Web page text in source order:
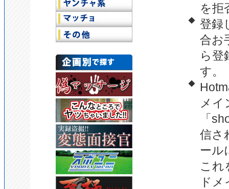
を拒
◆ 登録
合お
ら登
す。
◆
メ
「
信さ
ール
これ
ド